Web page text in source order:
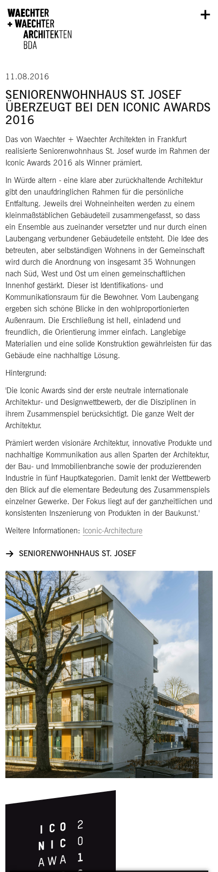
11.08.2016
SENIORENWOHNHAUS ST. JOSEF
ÜBERZEUGT BEI DEN ICONIC AWARDS
2016
Das von Waechter + Waechter Architekten in Frankfurt
realisierte Seniorenwohnhaus St. Josef wurde im Rahmen der
Iconic Awards 2016 als Winner prämiert.
In Würde altern - eine klare aber zurückhaltende Architektur
gibt den unaufdringlichen Rahmen für die persönliche
Entfaltung. Jeweils drei Wohneinheiten werden zu einem
kleinmaßstäblichen Gebäudeteil zusammengefasst, so dass
ein Ensemble aus zueinander versetzter und nur durch einen
Laubengang verbundener Gebäudeteile entsteht. Die Idee des
betreuten, aber selbständigen Wohnens in der Gemeinschaft
wird durch die Anordnung von insgesamt 35 Wohnungen
nach Süd, West und Ost um einen gemeinschaftlichen
Innenhof gestärkt. Dieser ist Identifikations- und
Kommunikationsraum für die Bewohner. Vom Laubengang
ergeben sich schöne Blicke in den wohlproportionierten
Außenraum. Die Erschließung ist hell, einladend und
freundlich, die Orientierung immer einfach. Langlebige
Materialien und eine solide Konstruktion gewährleisten für das
Gebäude eine nachhaltige Lösung.
Hintergrund:
Die Iconic Awards sind der erste neutrale internationale
Architektur- und Designwettbewerb, der die Disziplinen in
ihrem Zusammenspiel berücksichtigt. Die ganze Welt der
Architektur.
Prämiert werden visionäre Architektur, innovative Produkte und
nachhaltige Kommunikation aus allen Sparten der Architektur,
der Bau- und Immobilienbranche sowie der produzierenden
Industrie in fünf Hauptkategorien. Damit lenkt der Wettbewerb
den Blick auf die elementare Bedeutung des Zusammenspiels
einzelner Gewerke. Der Fokus liegt auf der ganzheitlichen und
konsistenten Inszenierung von Produkten in der Baukunst.
Weitere Informationen: Iconic-Architecture
SENIORENWOHNHAUS ST. JOSEF